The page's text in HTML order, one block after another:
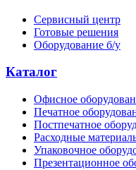
Сервисный центр
Готовые решения
Оборудование б/у
Каталог
Офисное
Печатное
Постпечатное
Расходные
Упаковочное
Презентационное